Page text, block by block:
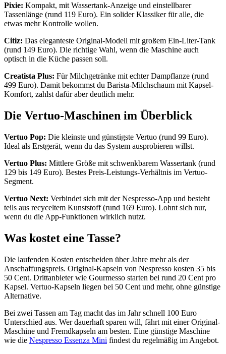
Pixie: Kompakt, mit Wassertank-Anzeige und einstellbarer
Tassenlänge (rund 119 Euro). Ein solider Klassiker für alle, die
etwas mehr Kontrolle wollen.
Citiz: Das eleganteste Original-Modell mit großem Ein-Liter-Tank
(rund 149 Euro). Die richtige Wahl, wenn die Maschine auch
optisch in die Küche passen soll.
Creatista Plus: Für Milchgetränke mit echter Dampflanze (rund
499 Euro). Damit bekommst du Barista-Milchschaum mit Kapsel-
Komfort, zahlst dafür aber deutlich mehr.
Die Vertuo-Maschinen im Überblick
Vertuo Pop: Die kleinste und günstigste Vertuo (rund 99 Euro).
Ideal als Erstgerät, wenn du das System ausprobieren willst.
Vertuo Plus: Mittlere Größe mit schwenkbarem Wassertank (rund
129 bis 149 Euro). Bestes Preis-Leistungs-Verhältnis im Vertuo-
Segment.
Vertuo Next: Verbindet sich mit der Nespresso-App und besteht
teils aus recyceltem Kunststoff (rund 169 Euro). Lohnt sich nur,
wenn du die App-Funktionen wirklich nutzt.
Was kostet eine Tasse?
Die laufenden Kosten entscheiden über Jahre mehr als der
Anschaffungspreis. Original-Kapseln von Nespresso kosten 35 bis
50 Cent. Drittanbieter wie Gourmesso starten bei rund 20 Cent pro
Kapsel. Vertuo-Kapseln liegen bei 50 Cent und mehr, ohne günstige
Alternative.
Bei zwei Tassen am Tag macht das im Jahr schnell 100 Euro
Unterschied aus. Wer dauerhaft sparen will, fährt mit einer Original-
Maschine und Fremdkapseln am besten. Eine günstige Maschine
wie die Nespresso Essenza Mini findest du regelmäßig im Angebot.